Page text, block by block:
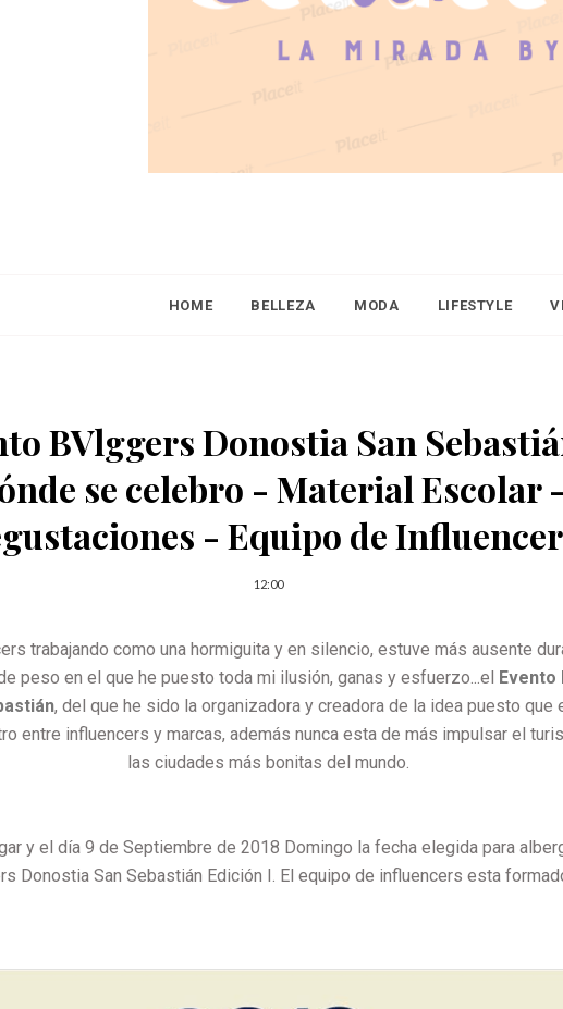
HOME BELLEZA MODA LIFESTYLE
BVlggers Donostia San
se celebro - Material Escolar -
- Equipo de
12:00
trabajando como una hormiguita y en silencio, estuve más ausente
peso en el que he puesto toda mi ilusión, ganas y esfuerzo...el Evento
, del que he sido la organizadora y creadora de la idea puesto que
entre influencers y marcas, además nunca esta de más impulsar el
las ciudades más bonitas del mundo.
y el día 9 de Septiembre de 2018 Domingo la fecha elegida para
Donostia San Sebastián Edición I. El equipo de influencers esta